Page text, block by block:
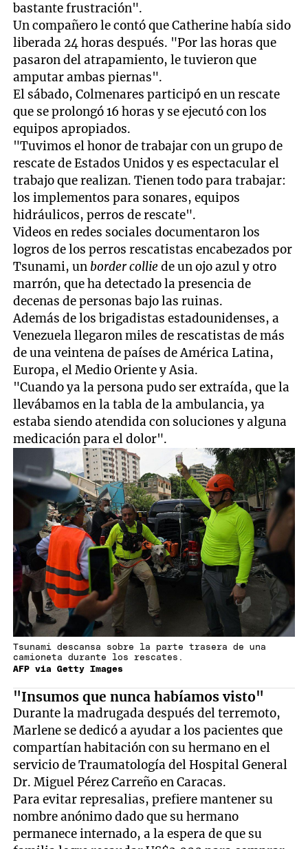
bastante frustración".
Un compañero le contó que Catherine había sido
liberada 24 horas después. "Por las horas que
pasaron del atrapamiento, le tuvieron que
amputar ambas piernas".
El sábado, Colmenares participó en un rescate
que se prolongó 16 horas y se ejecutó con los
equipos apropiados.
"Tuvimos el honor de trabajar con un grupo de
rescate de Estados Unidos y es espectacular el
trabajo que realizan. Tienen todo para trabajar:
los implementos para sonares, equipos
hidráulicos, perros de rescate".
Videos en redes sociales documentaron los
logros de los perros rescatistas encabezados por
Tsunami, un border colliede un ojo azul y otro
marrón, que ha detectado la presencia de
decenas de personas bajo las ruinas.
Además de los brigadistas estadounidenses, a
Venezuela llegaron miles de rescatistas de más
de una veintena de países de América Latina,
Europa, el Medio Oriente y Asia.
"Cuando ya la persona pudo ser extraída, que la
llevábamos en la tabla de la ambulancia, ya
estaba siendo atendida con soluciones y alguna
medicación para el dolor".
AFP via Getty Images
Tsunami descansa sobre la parte trasera de una
camioneta durante los rescates.
"Insumos que nunca habíamos visto"
Durante la madrugada después del terremoto,
Marlene se dedicó a ayudar a los pacientes que
compartían habitación con su hermano en el
servicio de Traumatología del Hospital General
Dr. Miguel Pérez Carreño en Caracas.
Para evitar represalias, prefiere mantener su
nombre anónimo dado que su hermano
permanece internado, a la espera de que su